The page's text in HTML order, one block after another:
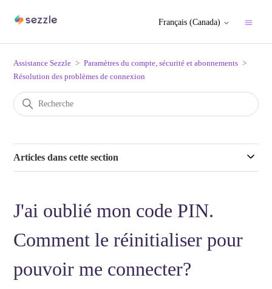
Français (Canada)
Assistance Sezzle
Paramètres du compte, sécurité et abonnements
Résolution des problèmes de connexion
Articles dans cette section
J'ai oublié mon code PIN.
Comment le réinitialiser pour
pouvoir me connecter?